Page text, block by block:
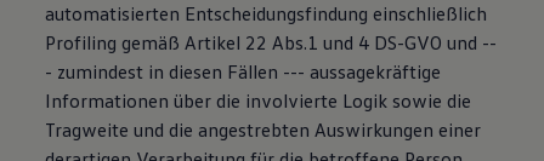
automatisierten Entscheidungsfindung einschließlich
Profiling gemäß Artikel 22 Abs.1 und 4 DS-GVO und --
- zumindest in diesen Fällen --- aussagekräftige
Informationen über die involvierte Logik sowie die
Tragweite und die angestrebten Auswirkungen einer